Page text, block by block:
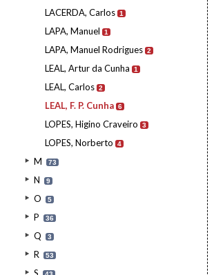
LACERDA, Carlos 1
LAPA, Manuel 1
LAPA, Manuel Rodrigues 2
LEAL, Artur da Cunha 1
LEAL, Carlos 2
LEAL, F. P. Cunha 6
LOPES, Higino Craveiro 3
LOPES, Norberto 4
M 73
N 9
O 5
P 36
Q 3
R 53